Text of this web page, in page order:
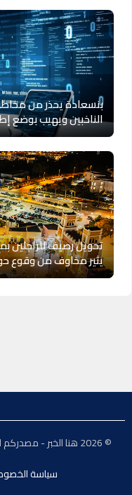
بنسعادة يحذر من
الناخبين ويهيب بوضع
تحويل رصيف للراجلين
يثير مخاوف من وقوع
© 2026 هنا الخبر -
سياسة